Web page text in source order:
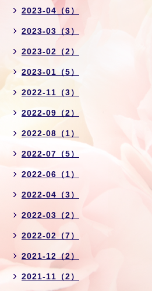
2023-04（6）
2023-03（3）
2023-02（2）
2023-01（5）
2022-11（3）
2022-09（2）
2022-08（1）
2022-07（5）
2022-06（1）
2022-04（3）
2022-03（2）
2022-02（7）
2021-12（2）
2021-11（2）